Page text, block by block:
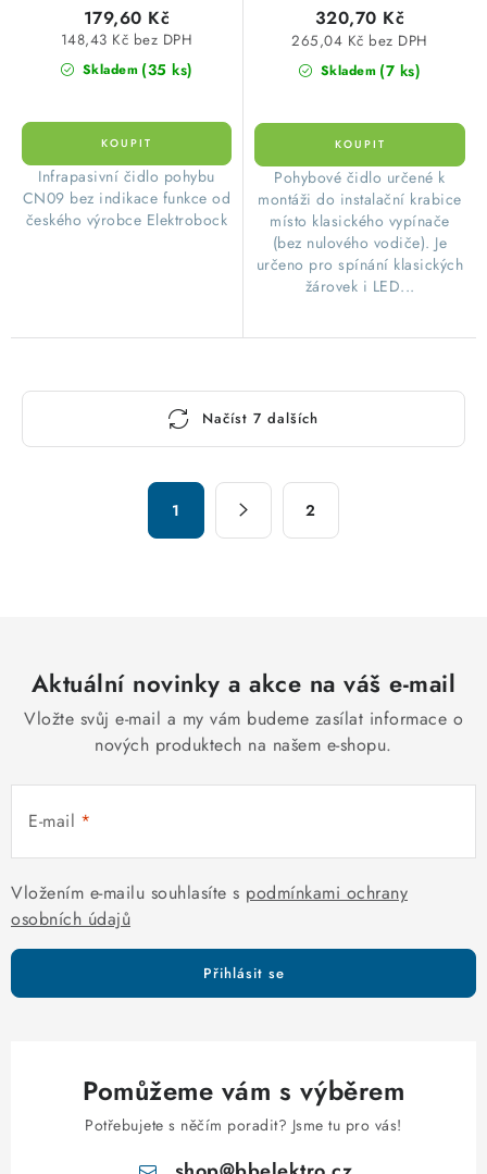
Skladem (35 ks)
148,43 Kč bez DPH
179,60 Kč
​Infrapasivní čidlo pohybu
CN09 bez indikace funkce od
českého výrobce Elektrobock
Skladem (7 ks)
265,04 Kč bez DPH
320,70 Kč
​Pohybové čidlo určené k
montáži do instalační krabice
místo klasického vypínače
(bez nulového vodiče). Je
určeno pro spínání klasických
žárovek i LED...
O
v
k
p
i
s
u
Načíst 7 dalších
á
n
1 2
Aktuální novinky a akce na váš e-mail
Vložte svůj e-mail a my vám budeme zasílat informace o
nových produktech na našem e-shopu.
E-mail
Vložením e-mailu souhlasíte s podmínkami ochrany
osobních údajů
Přihlásit se
Pomůžeme vám s výběrem
Potřebujete s něčím poradit? Jsme tu pro vás!